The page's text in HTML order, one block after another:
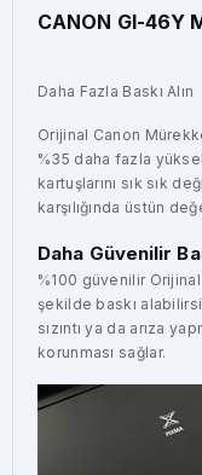
CANON GI-46Y
Daha Fazla Baskı Alın
Orijinal Canon
%35 daha fazla
kartuşlarını sık sık
karşılığında üstün
Daha Güvenilir
%100 güvenilir
şekilde baskı
sızıntı ya da arıza
korunması sağlar.